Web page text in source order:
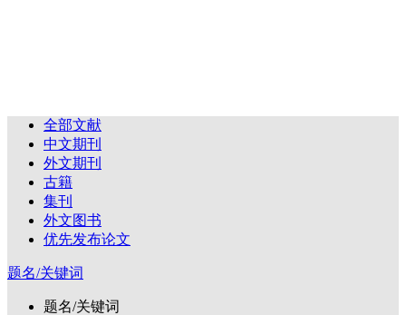
全部文献
中文期刊
外文期刊
古籍
集刊
外文图书
优先发布论文
题名/关键词
题名/关键词